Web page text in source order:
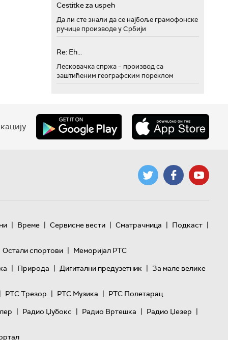
Cestitke za uspeh
Да ли сте знали да се најбоље грамофонске
ручице производе у Србији
Re: Eh...
Лесковачка спржа – производ са
заштићеним географским пореклом
| Време | Сервисне вести | Сматрачница | Подкаст |
Остали спортови | Меморијал РТС
| Природа | Дигитални предузетник | За мале велике
РТС Трезор | РТС Музика | РТС Полетарац
| Радио Џубокс | Радио Вртешка | Радио Џезер |